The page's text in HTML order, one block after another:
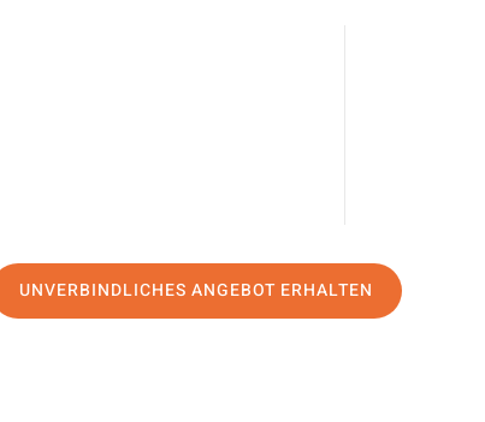
UNVERBINDLICHES ANGEBOT ERHALTEN